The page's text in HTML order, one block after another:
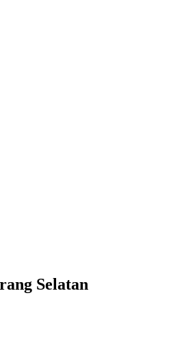
Selatan